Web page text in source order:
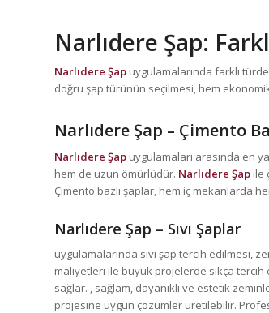
Narlıdere Şap:
Narlıdere Şap uygulamalarında farklı
doğru şap türünün seçilmesi, hem
Narlıdere Şap – Çimento
Narlıdere Şap uygulamaları arasında en
hem de uzun ömürlüdür. Narlıdere Şap ile
Çimento bazlı şaplar, hem iç mekanlarda
Narlıdere Şap – Sıvı Şaplar
uygulamalarında sıvı şap tercih edilmesi,
maliyetleri ile büyük projelerde sıkça
sağlar. , sağlam, dayanıklı ve estetik
projesine uygun çözümler üretilebilir.